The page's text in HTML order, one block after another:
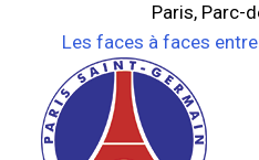
Paris, Parc-
Les faces à faces